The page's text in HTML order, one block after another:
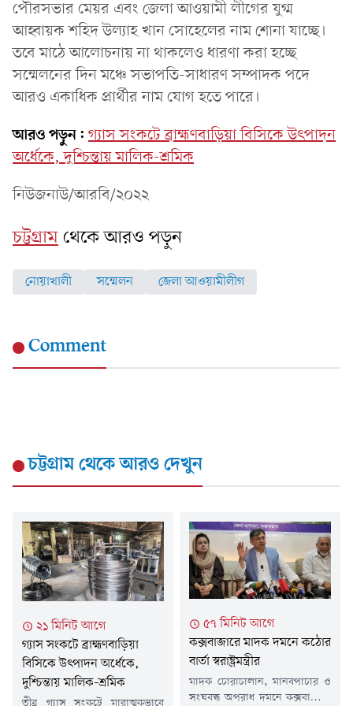
পৌরসভার মেয়র এবং জেলা আওয়ামী লীগের যুগ্ম
আহ্বায়ক শহিদ উল্যাহ খান সোহেলের নাম শোনা যাচ্ছে।
তবে মাঠে আলোচনায় না থাকলেও ধারণা করা হচ্ছে
সম্মেলনের দিন মঞ্চে সভাপতি-সাধারণ সম্পাদক পদে
আরও একাধিক প্রার্থীর নাম যোগ হতে পারে।
আরও পড়ুন: গ্যাস সংকটে ব্রাহ্মণবাড়িয়া বিসিকে উৎপাদন
অর্ধেকে, দুশ্চিন্তায় মালিক-শ্রমিক
নিউজনাউ/আরবি/২০২২
চট্টগ্রামথেকে আরও পড়ুন
নোয়াখালী সম্মেলন জেলা আওয়ামীলীগ
Comment
চট্টগ্রামথেকে আরও দেখুন
২১ মিনিট আগে
গ্যাস সংকটে ব্রাহ্মণবাড়িয়া
বিসিকে উৎপাদন অর্ধেকে,
দুশ্চিন্তায় মালিক-শ্রমিক
৫৭ মিনিট আগে
কক্সবাজারে মাদক দমনে কঠোর
বার্তা স্বরাষ্ট্রমন্ত্রীর
মাদক চোরাচালান, মানবপাচার ও
সংঘবদ্ধ অপরাধ দমনে কক্সবাজারে